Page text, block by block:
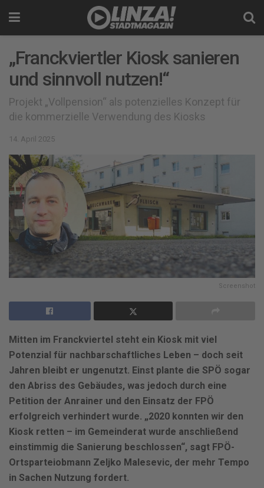
„Franckviertler Kiosk sanieren
und sinnvoll nutzen!“
Projekt „Vollpension“ als potenzielles Konzept für
die kommerzielle Verwendung des Kiosks
14. April 2025
Screenshot
Mitten im Franckviertel steht ein Kiosk mit viel
Potenzial für nachbarschaftliches Leben – doch seit
Jahren bleibt er ungenutzt. Einst plante die SPÖ sogar
den Abriss des Gebäudes, was jedoch durch eine
Petition der Anrainer und den Einsatz der FPÖ
erfolgreich verhindert wurde. „2020 konnten wir den
Kiosk retten – im Gemeinderat wurde anschließend
einstimmig die Sanierung beschlossen“, sagt FPÖ-
Ortsparteiobmann Zeljko Malesevic, der mehr Tempo
in Sachen Nutzung fordert.